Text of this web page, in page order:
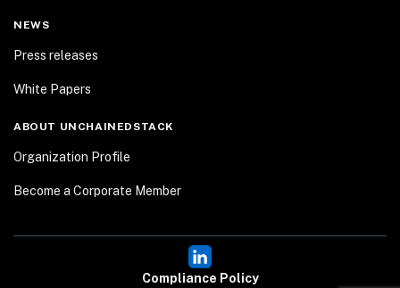
NEWS
Press releases
White Papers
ABOUT UNCHAINEDSTACK
Organization Profile
Become a Corporate Member
Compliance Policy